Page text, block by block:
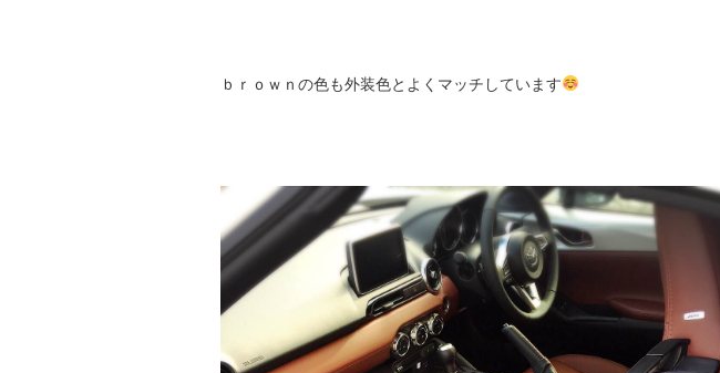
ｂｒｏｗｎの色も外装色とよくマッチしています